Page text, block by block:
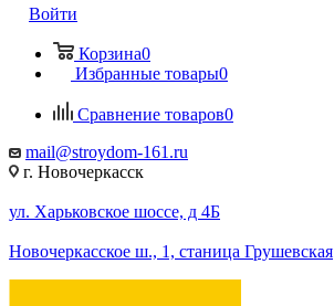
Войти
Корзина0
Избранные товары0
Сравнение товаров0
mail@stroydom-161.ru
г. Новочеркасск
ул. Харьковское шоссе, д 4Б
Новочеркасское ш., 1, станица Грушевская